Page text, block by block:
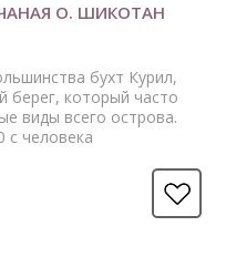
О. ШИКОТАН
бухт Курил,
берег, который часто
виды всего острова.
с человека